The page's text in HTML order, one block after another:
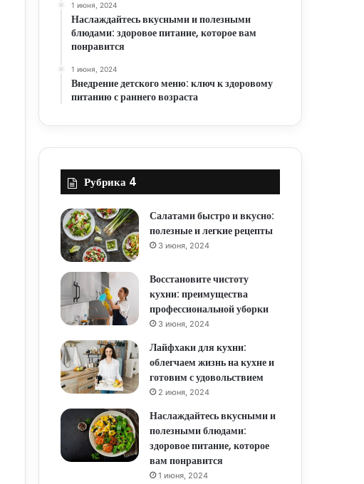
1 июня, 2024
Наслаждайтесь вкусными и полезными
блюдами: здоровое питание, которое вам
понравится
1 июня, 2024
Внедрение детского меню: ключ к здоровому
питанию с раннего возраста
Рубрика 4
Салатами быстро и вкусно:
полезные и легкие рецепты
3 июня, 2024
Восстановите чистоту
кухни: преимущества
профессиональной уборки
3 июня, 2024
Лайфхаки для кухни:
облегчаем жизнь на кухне и
готовим с удовольствием
2 июня, 2024
Наслаждайтесь вкусными и
полезными блюдами:
здоровое питание, которое
вам понравится
1 июня, 2024